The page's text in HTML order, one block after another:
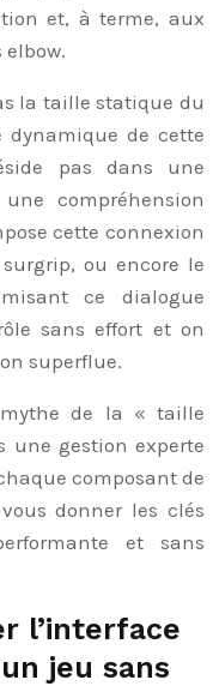
et, à terme, aux
la taille statique du
de cette
pas dans une
compréhension
cette connexion
ou encore le
ce dialogue
sans effort et on
superflue.
de la « taille
une gestion experte
composant de
donner les clés
et sans
l’interface
jeu sans